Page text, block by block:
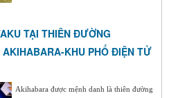
TẠI THIÊN ĐƯỜNG
KHU PHỐ ĐIỆN TỬ
Akihabara được mệnh danh là thiên đường